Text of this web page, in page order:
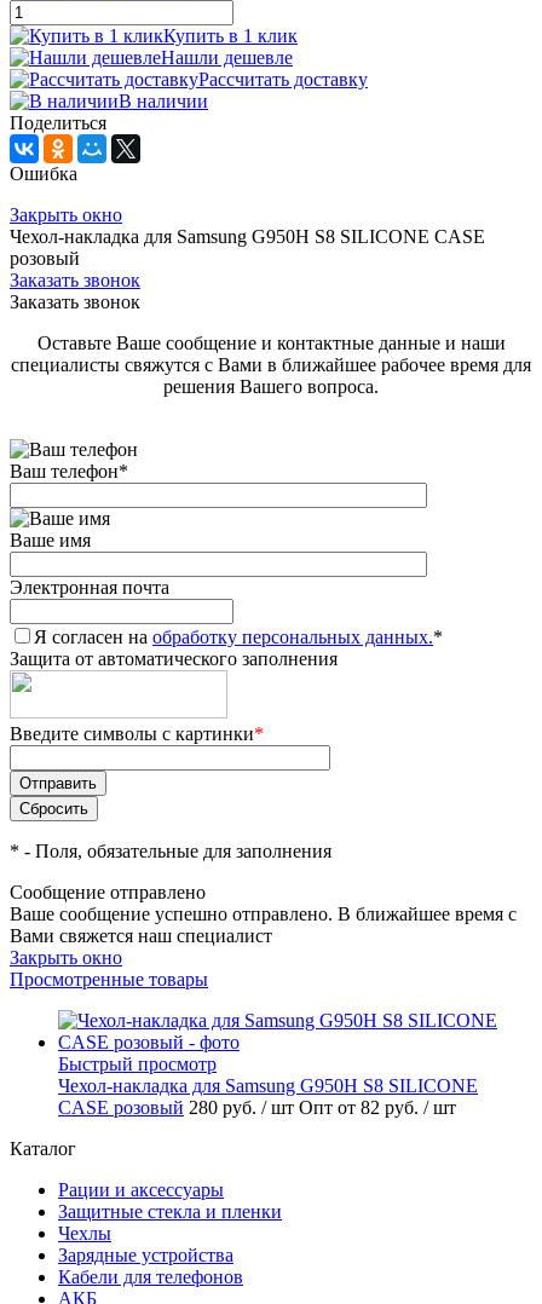
Купить в 1 клик
Нашли дешевле
Рассчитать доставку
В наличии
Поделиться
Ошибка
Закрыть окно
Чехол-накладка для Samsung G950H S8 SILICONE CASE
розовый
Заказать звонок
Заказать звонок
Оставьте Ваше сообщение и контактные данные и наши
специалисты свяжутся с Вами в ближайшее рабочее время для
решения Вашего вопроса.
Ваш телефон*
Ваше имя
Электронная почта
Я согласен на обработку персональных данных.*
Защита от автоматического заполнения
Введите символы с картинки*
* - Поля, обязательные для заполнения
Сообщение отправлено
Ваше сообщение успешно отправлено. В ближайшее время с
Вами свяжется наш специалист
Закрыть окно
Просмотренные товары
Быстрый просмотр
Чехол-накладка для Samsung G950H S8 SILICONE
CASE розовый 280 руб. / шт Опт от 82 руб. / шт
Каталог
Рации и аксессуары
Защитные стекла и пленки
Чехлы
Зарядные устройства
Кабели для телефонов
АКБ